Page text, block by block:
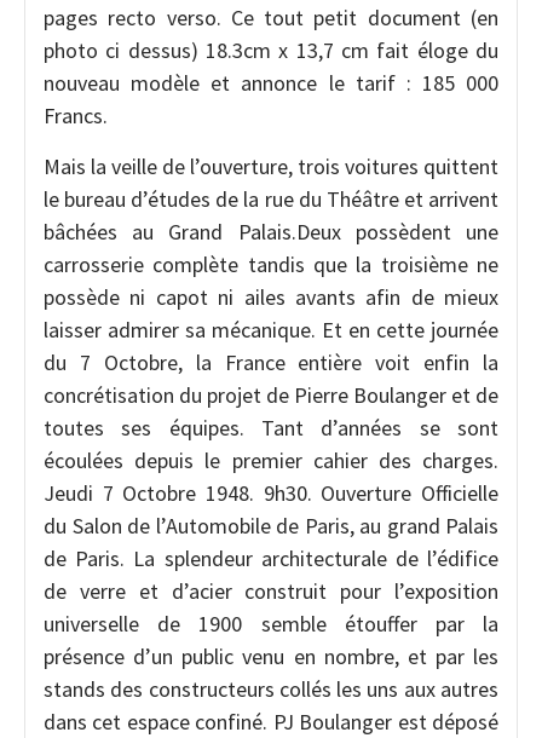
pages recto verso. Ce tout petit document (en
photo ci dessus) 18.3cm x 13,7 cm fait éloge du
nouveau modèle et annonce le tarif : 185 000
Francs.
Mais la veille de l’ouverture, trois voitures quittent
le bureau d’études de la rue du Théâtre et arrivent
bâchées au Grand Palais.Deux possèdent une
carrosserie complète tandis que la troisième ne
possède ni capot ni ailes avants afin de mieux
laisser admirer sa mécanique. Et en cette journée
du 7 Octobre, la France entière voit enfin la
concrétisation du projet de Pierre Boulanger et de
toutes ses équipes. Tant d’années se sont
écoulées depuis le premier cahier des charges.
Jeudi 7 Octobre 1948. 9h30. Ouverture Officielle
du Salon de l’Automobile de Paris, au grand Palais
de Paris. La splendeur architecturale de l’édifice
de verre et d’acier construit pour l’exposition
universelle de 1900 semble étouffer par la
présence d’un public venu en nombre, et par les
stands des constructeurs collés les uns aux autres
dans cet espace confiné. PJ Boulanger est déposé